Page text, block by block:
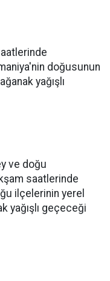
doğusunun
yağışlı
ve doğu
saatlerinde
ilçelerinin yerel
yağışlı geçeceği